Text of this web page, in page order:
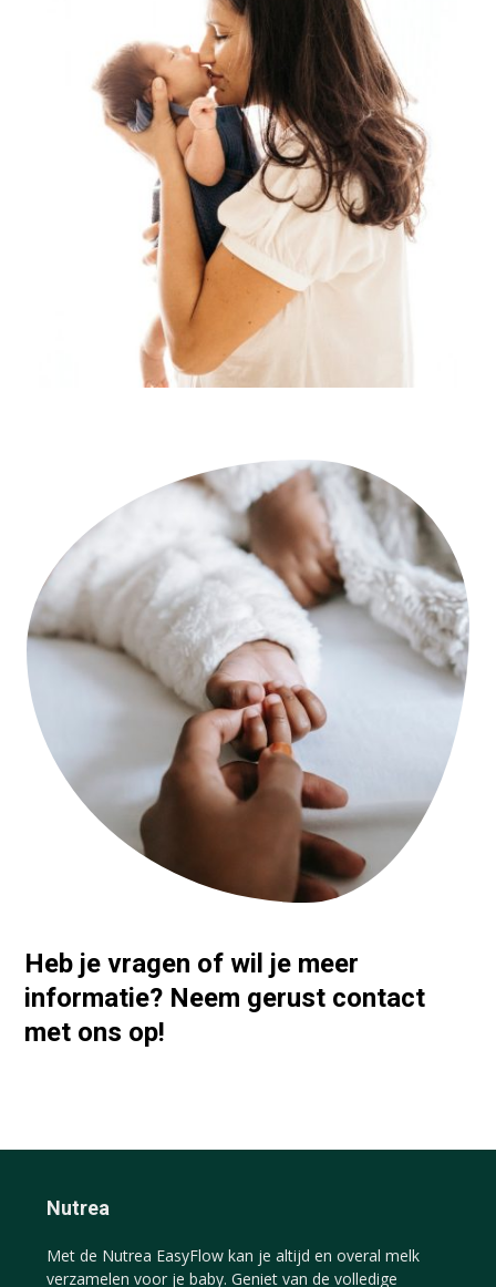
Heb je vragen of wil je meer
informatie? Neem gerust contact
met ons op!
Nutrea
Met de Nutrea EasyFlow kan je altijd en overal melk
verzamelen voor je baby. Geniet van de volledige